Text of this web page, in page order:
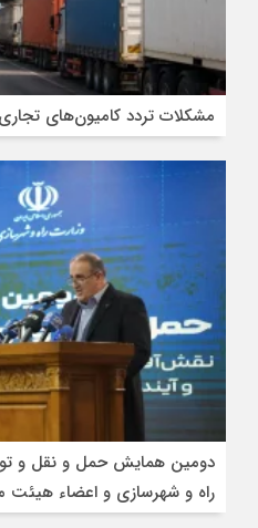
مشکلات تردد کامیون‌های
دومین همایش حمل و نقل و
راه و شهرسازی و اعضاء هیئت